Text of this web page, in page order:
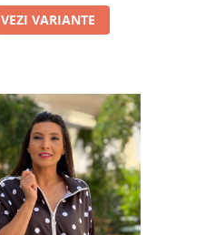
VEZI VARIANTE